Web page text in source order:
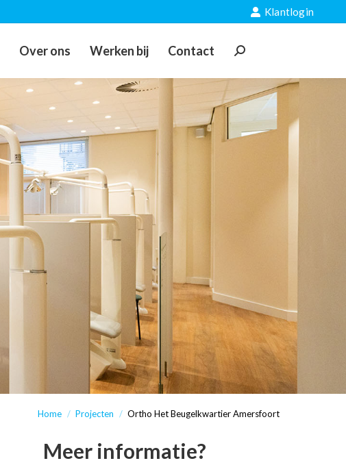
Klantlogin
Over ons Werken bij Contact Zoeken:
Home Projecten Ortho Het Beugelkwartier Amersfoort
Meer informatie?